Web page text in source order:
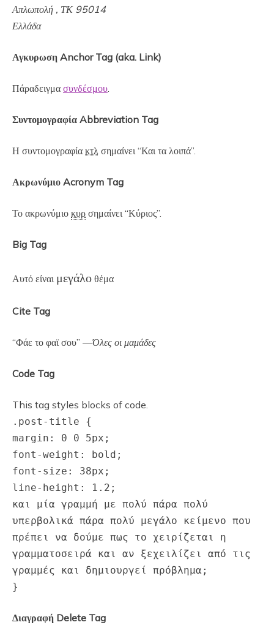
Απλωπολή , ΤΚ 95014
Ελλάδα
Αγκυρωση Anchor Tag (aka. Link)
Πάραδειγμα συνδέσμου.
Συντομογραφία Abbreviation Tag
Η συντομογραφία κτλ σημαίνει “Και τα λοιπά”.
Ακρωνύμιο Acronym Tag
Το ακρωνύμιο κυρ σημαίνει “Κύριος”.
Big Tag
Αυτό είναι μεγάλο θέμα
Cite Tag
“Φάε το φαϊ σου” —Όλες οι μαμάδες
Code Tag
This tag styles blocks of code.
.post-title {
margin: 0 0 5px;
font-weight: bold;
font-size: 38px;
line-height: 1.2;
και μία γραμμή με πολύ πάρα πολύ
υπερβολικά πάρα πολύ μεγάλο κείμενο που
πρέπει να δούμε πως το χειρίζεται η
γραμματοσειρά και αν ξεχειλίζει από τις
γραμμές και δημιουργεί πρόβλημα;
}
Διαγραφή Delete Tag